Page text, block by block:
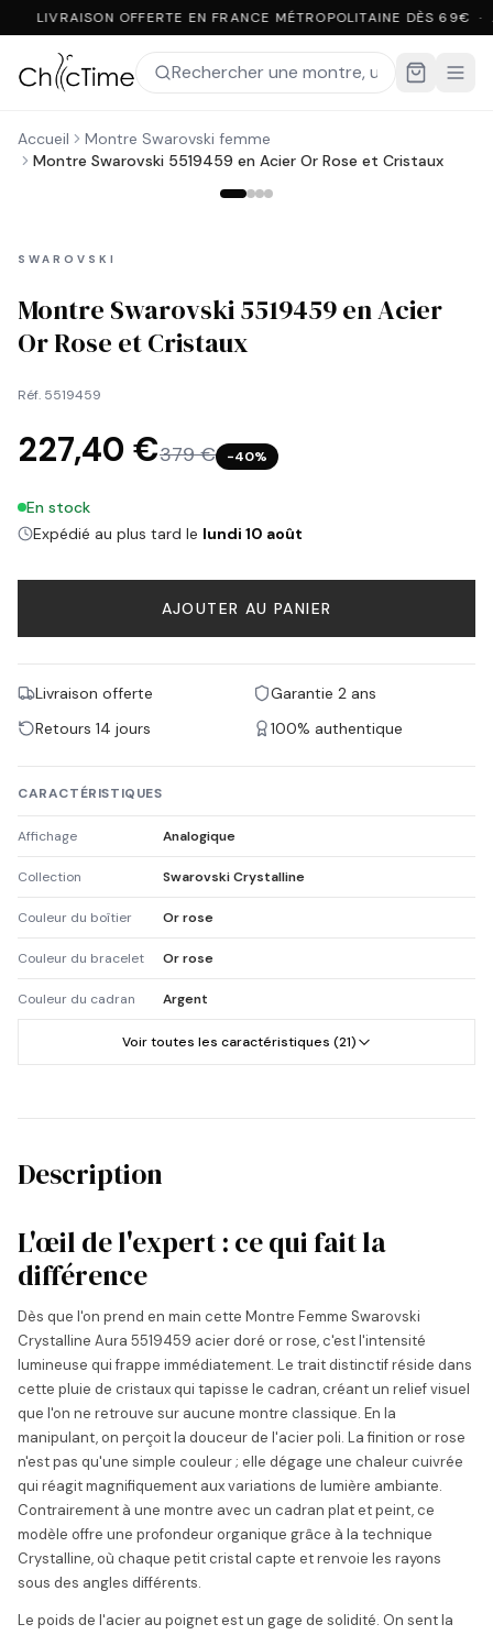
LIVRAISON OFFERTE EN FRANCE MÉTROPOLITAINE DÈS 69€
Accueil
Montre Swarovski femme
Montre Swarovski 5519459 en Acier Or Rose et Cristaux
SWAROVSKI
Montre Swarovski 5519459 en Acier
Or Rose et Cristaux
Réf. 5519459
227,40 €379 € −40%
En stock
Expédié au plus tard le lundi 10 août
AJOUTER AU PANIER
Livraison offerte
Garantie 2 ans
Retours 14 jours
100% authentique
CARACTÉRISTIQUES
Affichage Analogique
Collection Swarovski Crystalline
Couleur du boîtier Or rose
Couleur du bracelet Or rose
Couleur du cadran Argent
Voir toutes les caractéristiques (21)
Description
L'œil de l'expert : ce qui fait la
différence
Dès que l'on prend en main cette Montre Femme Swarovski
Crystalline Aura 5519459 acier doré or rose, c'est l'intensité
lumineuse qui frappe immédiatement. Le trait distinctif réside dans
cette pluie de cristaux qui tapisse le cadran, créant un relief visuel
que l'on ne retrouve sur aucune montre classique. En la
manipulant, on perçoit la douceur de l'acier poli. La finition or rose
n'est pas qu'une simple couleur ; elle dégage une chaleur cuivrée
qui réagit magnifiquement aux variations de lumière ambiante.
Contrairement à une montre avec un cadran plat et peint, ce
modèle offre une profondeur organique grâce à la technique
Crystalline, où chaque petit cristal capte et renvoie les rayons
sous des angles différents.
Le poids de l'acier au poignet est un gage de solidité. On sent la